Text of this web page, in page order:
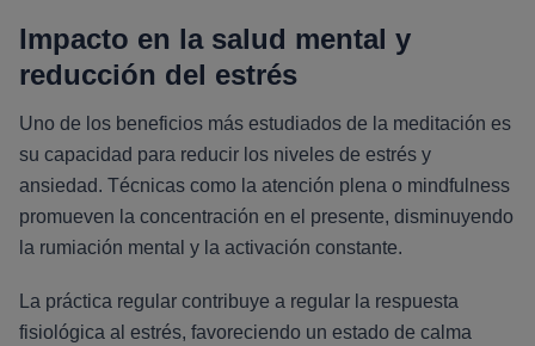
Impacto en la salud mental y
reducción del estrés
Uno de los beneficios más estudiados de la meditación es
su capacidad para reducir los niveles de estrés y
ansiedad. Técnicas como la atención plena o mindfulness
promueven la concentración en el presente, disminuyendo
la rumiación mental y la activación constante.
La práctica regular contribuye a regular la respuesta
fisiológica al estrés, favoreciendo un estado de calma